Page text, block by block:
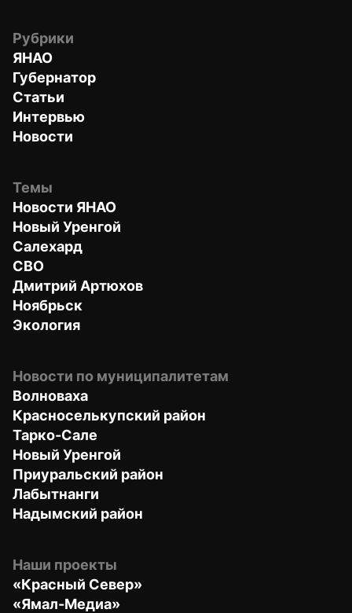
Рубрики
ЯНАО
Губернатор
Статьи
Интервью
Новости
Темы
Новости ЯНАО
Новый Уренгой
Салехард
СВО
Дмитрий Артюхов
Ноябрьск
Экология
Новости по муниципалитетам
Волноваха
Красноселькупский район
Тарко-Сале
Новый Уренгой
Приуральский район
Лабытнанги
Надымский район
Наши проекты
«Красный Север»
«Ямал-Медиа»